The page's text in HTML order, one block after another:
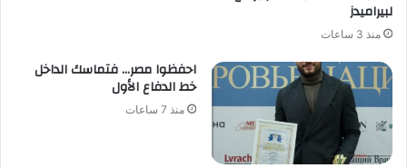
لبيراميدز
منذ 3 ساعات
احفظوا مصر… فتماسك الداخل
خط الدفاع الأول
منذ 7 ساعات